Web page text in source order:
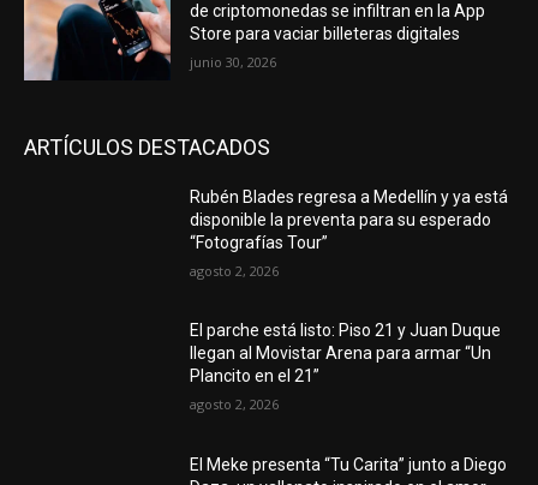
de criptomonedas se infiltran en la App
Store para vaciar billeteras digitales
junio 30, 2026
ARTÍCULOS DESTACADOS
Rubén Blades regresa a Medellín y ya está
disponible la preventa para su esperado
“Fotografías Tour”
agosto 2, 2026
El parche está listo: Piso 21 y Juan Duque
llegan al Movistar Arena para armar “Un
Plancito en el 21”
agosto 2, 2026
El Meke presenta “Tu Carita” junto a Diego